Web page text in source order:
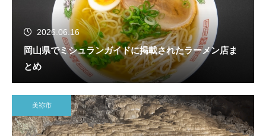
2026.06.16
岡山県でミシュランガイドに掲載されたラーメン店ま
とめ
美祢市